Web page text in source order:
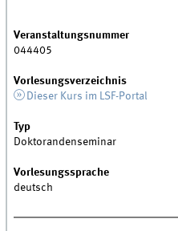
Veranstaltungsnummer
044405
Vorlesungsverzeichnis
Dieser Kurs im LSF-Portal
Typ
Doktorandenseminar
Vorlesungssprache
deutsch